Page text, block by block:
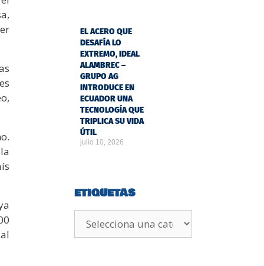
EL ACERO QUE
DESAFÍA LO
EXTREMO, IDEAL
ALAMBREC –
GRUPO AG
INTRODUCE EN
ECUADOR UNA
TECNOLOGÍA QUE
TRIPLICA SU VIDA
ÚTIL
julio 10, 2026
ETIQUETAS